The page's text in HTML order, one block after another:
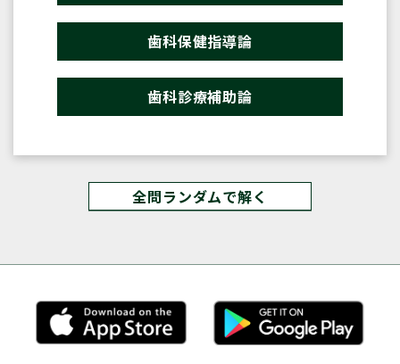
歯科保健指導論
歯科診療補助論
全問ランダムで解く